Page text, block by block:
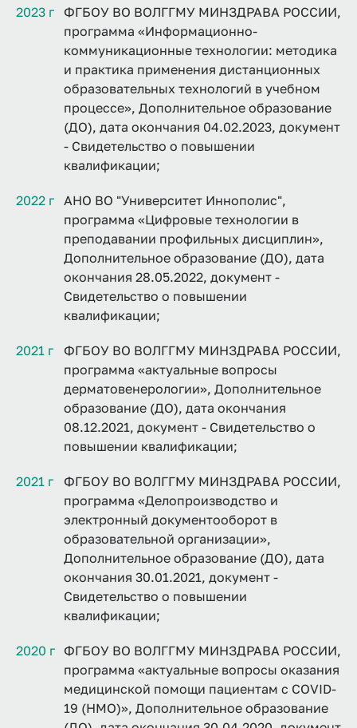
2023 г
ФГБОУ ВО ВОЛГГМУ МИНЗДРАВА РОССИИ,
программа «Информационно-
коммуникационные технологии: методика
и практика применения дистанционных
образовательных технологий в учебном
процессе», Дополнительное образование
(ДО), дата окончания 04.02.2023, документ
- Свидетельство о повышении
квалификации;
2022 г АНО ВО "Университет Иннополис",
программа «Цифровые технологии в
преподавании профильных дисциплин»,
Дополнительное образование (ДО), дата
окончания 28.05.2022, документ -
Свидетельство о повышении
квалификации;
2021 г
ФГБОУ ВО ВОЛГГМУ МИНЗДРАВА РОССИИ,
программа «актуальные вопросы
дерматовенерологии», Дополнительное
образование (ДО), дата окончания
08.12.2021, документ - Свидетельство о
повышении квалификации;
2021 г
ФГБОУ ВО ВОЛГГМУ МИНЗДРАВА РОССИИ,
программа «Делопроизводство и
электронный документооборот в
образовательной организации»,
Дополнительное образование (ДО), дата
окончания 30.01.2021, документ -
Свидетельство о повышении
квалификации;
2020 г ФГБОУ ВО ВОЛГГМУ МИНЗДРАВА РОССИИ,
программа «актуальные вопросы оказания
медицинской помощи пациентам с COVID-
19 (НМО)», Дополнительное образование